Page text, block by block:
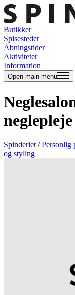
Butikker
Spisesteder
Åbningstider
Aktiviteter
Information
Open main menu
Spinderiet /Personlig
og styling